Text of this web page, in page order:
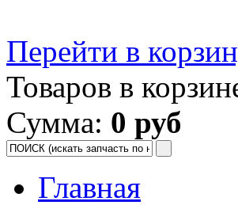
Перейти в
Товаров в
Сумма: 0 руб
Главная